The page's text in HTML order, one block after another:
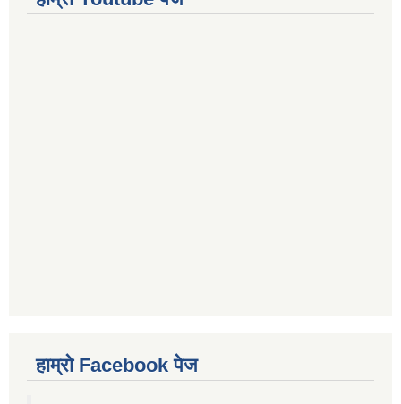
हाम्रो Facebook पेज